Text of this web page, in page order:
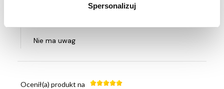
Spersonalizuj
Nie ma uwag
Ocenił(a) produkt na